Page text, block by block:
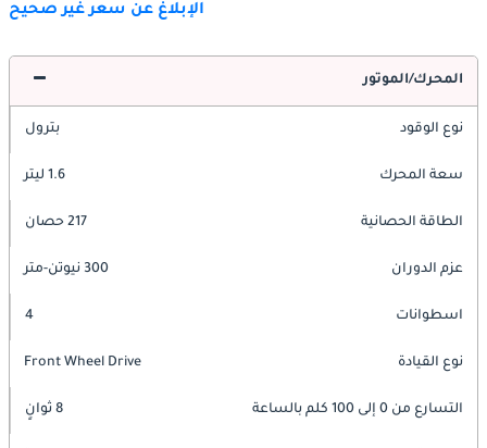
الإبلاغ عن سعر غير صحيح
المحرك/الموتور
نوع الوقود بترول
سعة المحرك 1.6 ليتر
الطاقة الحصانية 217 حصان
عزم الدوران 300 نيوتن-متر
اسطوانات 4
نوع القيادة Front Wheel Drive
التسارع من 0 إلى 100 كلم بالساعة 8 ثوانٍ